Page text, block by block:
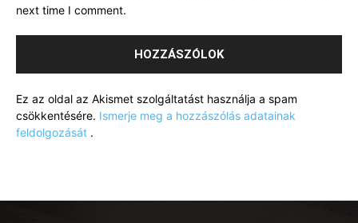
next time I comment.
Ez az oldal az Akismet szolgáltatást használja a spam
csökkentésére. Ismerje meg a hozzászólás adatainak
feldolgozását .